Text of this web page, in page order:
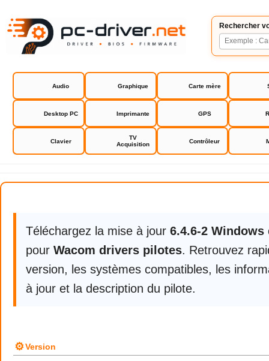
Rechercher
Audio Graphique Carte mère
Desktop PC Imprimante GPS
Clavier
TV
Acquisition
Contrôleur
Wacom drivers pilotes
Téléchargez la mise à jour 6.4.6-2 Windows
pour Wacom drivers pilotes. Retrouvez
version, les systèmes compatibles, les
à jour et la description du pilote.
⚙Version